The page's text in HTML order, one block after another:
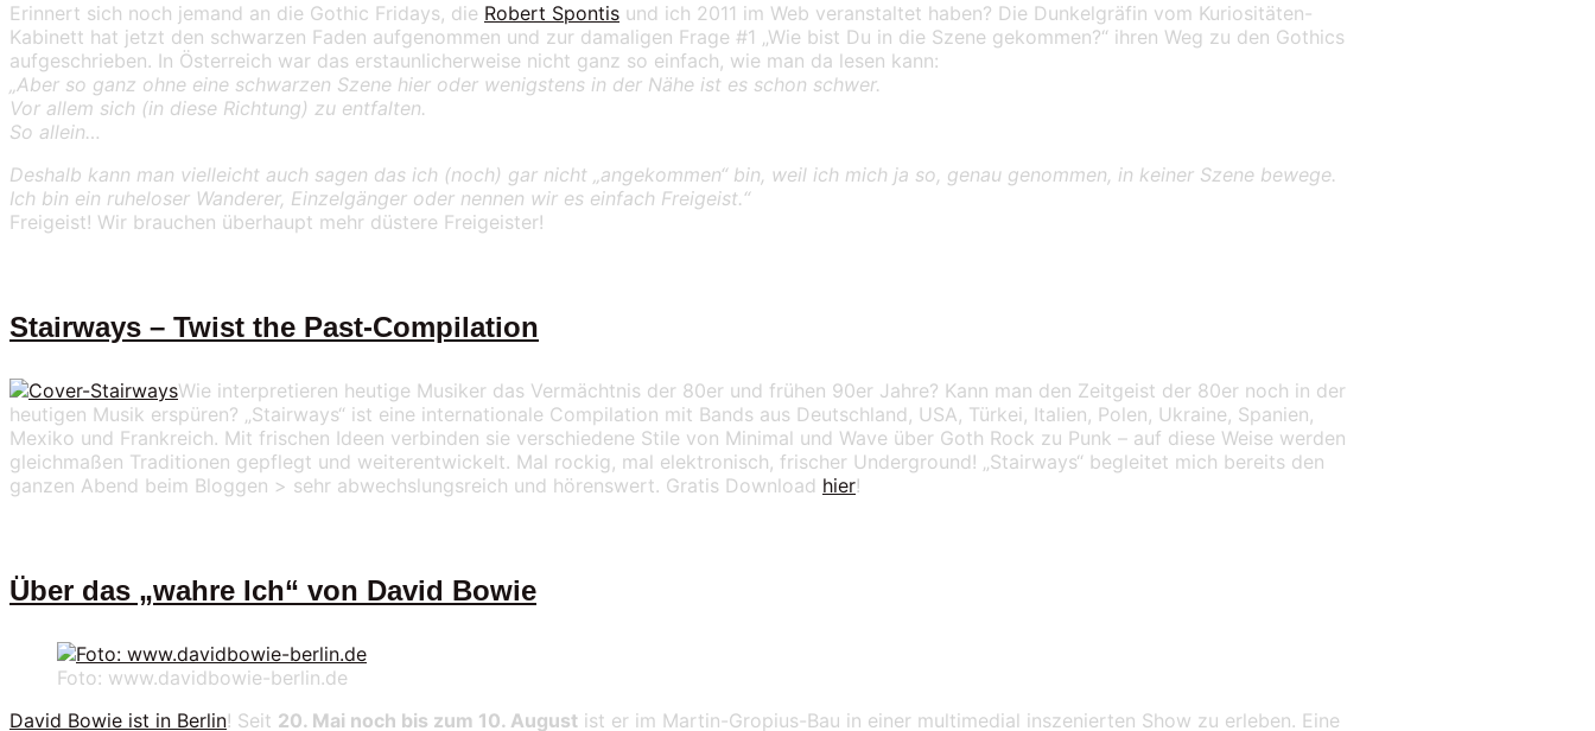
Erinnert sich noch jemand an die Gothic Fridays, die Robert Spontis und ich 2011 im Web veranstaltet haben? Die Dunkelgräfin vom Kuriositäten-
Kabinett hat jetzt den schwarzen Faden aufgenommen und zur damaligen Frage #1 „Wie bist Du in die Szene gekommen?“ ihren Weg zu den Gothics
aufgeschrieben. In Österreich war das erstaunlicherweise nicht ganz so einfach, wie man da lesen kann:
„Aber so ganz ohne eine schwarzen Szene hier oder wenigstens in der Nähe ist es schon schwer.
Vor allem sich (in diese Richtung) zu entfalten.
So allein…
Deshalb kann man vielleicht auch sagen das ich (noch) gar nicht „angekommen“ bin, weil ich mich ja so, genau genommen, in keiner Szene bewege.
Ich bin ein ruheloser Wanderer, Einzelgänger oder nennen wir es einfach Freigeist.“
Freigeist! Wir brauchen überhaupt mehr düstere Freigeister!
Stairways – Twist the Past-Compilation
Wie interpretieren heutige Musiker das Vermächtnis der 80er und frühen 90er Jahre? Kann man den Zeitgeist der 80er noch in der
heutigen Musik erspüren? „Stairways“ ist eine internationale Compilation mit Bands aus Deutschland, USA, Türkei, Italien, Polen, Ukraine, Spanien,
Mexiko und Frankreich. Mit frischen Ideen verbinden sie verschiedene Stile von Minimal und Wave über Goth Rock zu Punk – auf diese Weise werden
gleichmaßen Traditionen gepflegt und weiterentwickelt. Mal rockig, mal elektronisch, frischer Underground! „Stairways“ begleitet mich bereits den
ganzen Abend beim Bloggen > sehr abwechslungsreich und hörenswert. Gratis Download hier!
Über das „wahre Ich“ von David Bowie
Foto: www.davidbowie-berlin.de
David Bowie ist in Berlin! Seit 20. Mai noch bis zum 10. August ist er im Martin-Gropius-Bau in einer multimedial inszenierten Show zu erleben. Eine